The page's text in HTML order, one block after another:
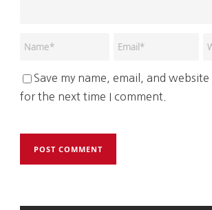
Save my name, email, and
for the next time I comment.